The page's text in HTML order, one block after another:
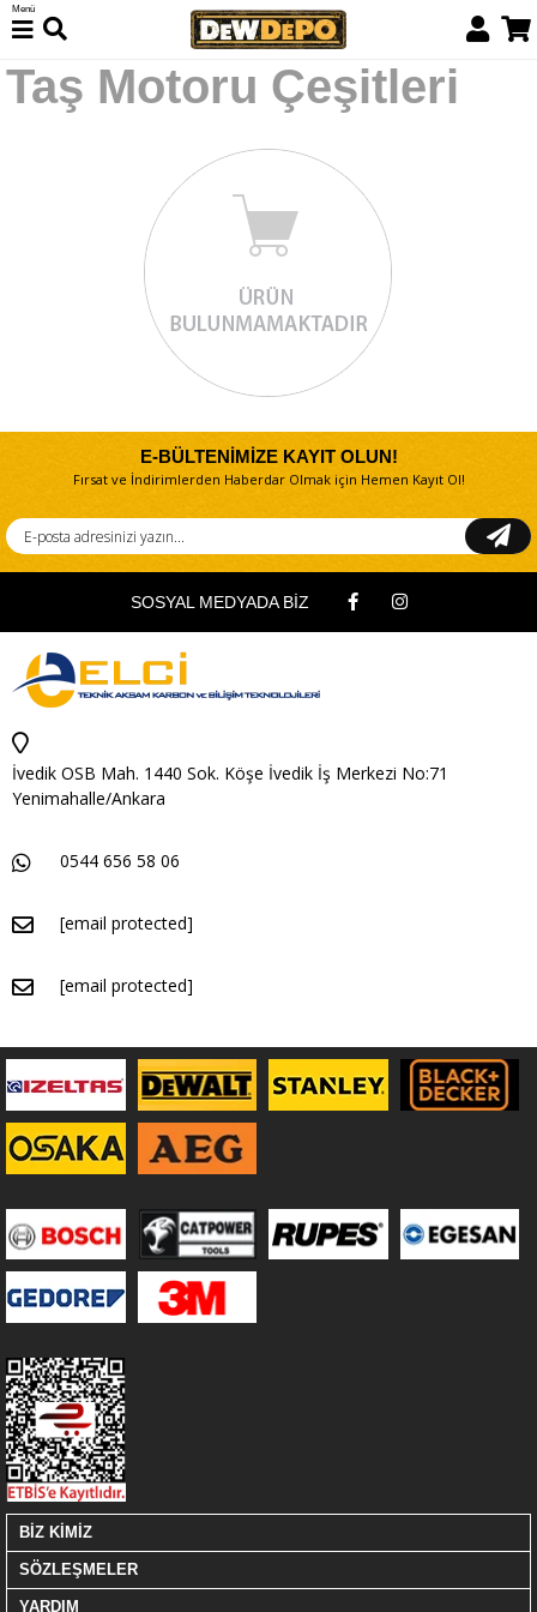
Menü
Taş Motoru Çeşitleri
E-BÜLTENİMİZE KAYIT OLUN!
Fırsat ve İndirimlerden Haberdar Olmak için Hemen Kayıt Ol!
SOSYAL MEDYADA BİZ
İvedik OSB Mah. 1440 Sok. Köşe İvedik İş Merkezi No:71
Yenimahalle/Ankara
0544 656 58 06
[email protected]
[email protected]
BİZ KİMİZ
SÖZLEŞMELER
YARDIM